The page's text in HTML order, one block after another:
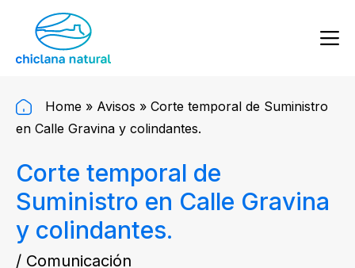
Home » Avisos » Corte temporal de Suministro
en Calle Gravina y colindantes.
Corte temporal de
Suministro en Calle Gravina
y colindantes.
/ Comunicación